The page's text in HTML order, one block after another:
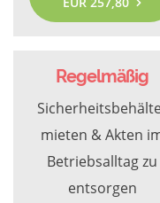
Regelmäßig
mieten & Akten
Betriebsalltag zu
entsorgen